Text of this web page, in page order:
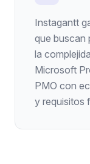
Instagantt
que buscan
la
Microsoft
PMO con
y requisitos